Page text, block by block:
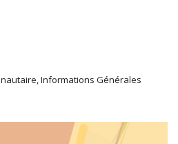
Informations Générales